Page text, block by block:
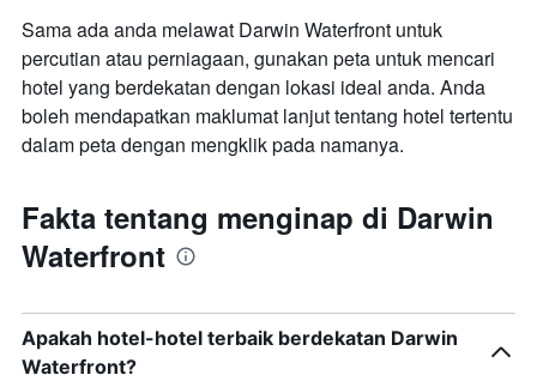
Sama ada anda melawat Darwin Waterfront untuk
percutian atau perniagaan, gunakan peta untuk mencari
hotel yang berdekatan dengan lokasi ideal anda. Anda
boleh mendapatkan maklumat lanjut tentang hotel tertentu
dalam peta dengan mengklik pada namanya.
Fakta tentang menginap di Darwin
Waterfront
Apakah hotel-hotel terbaik berdekatan Darwin
Waterfront?